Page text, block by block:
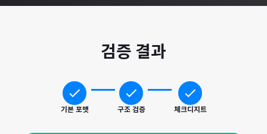
검증 결과
기본 포맷 구조 검증 체크디지트